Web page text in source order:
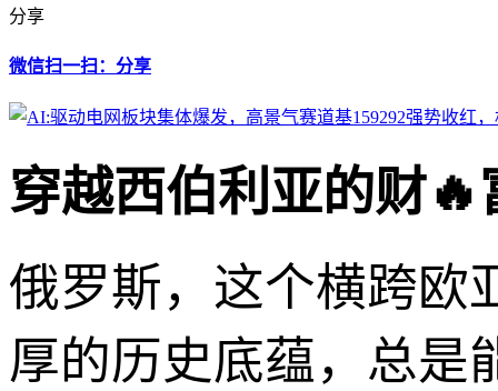
分享
微信扫一扫：分享
穿越西伯利亚的财🔥
俄罗斯，这个横跨欧
厚的历史底蕴，总是